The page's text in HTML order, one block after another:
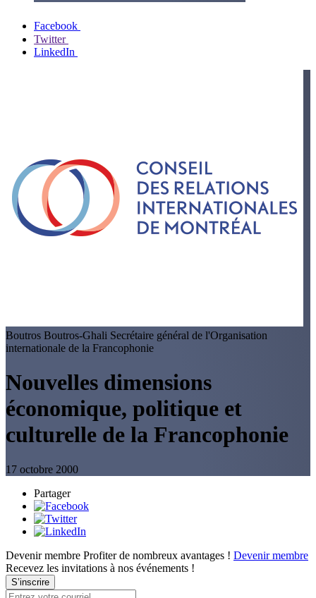
Facebook
Twitter
LinkedIn
Boutros Boutros-Ghali Secrétaire général de l'Organisation
internationale de la Francophonie
Nouvelles dimensions
économique, politique et
culturelle de la Francophonie
17 octobre 2000
Partager
Devenir membre Profiter de nombreux avantages ! Devenir membre
Recevez les invitations à nos événements !
S’inscrire